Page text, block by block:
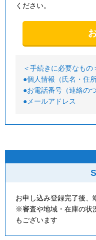
ください。
＜手続きに必要なもの
●個人情報（氏名・住所
●お電話番号（連絡の
●メールアドレス
お申し込み登録完了後、
※審査や地域・在庫の状
もございます